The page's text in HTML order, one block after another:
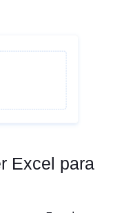
Excel para